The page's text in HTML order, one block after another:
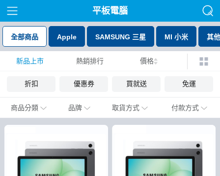
平板電腦
全部商品 Apple SAMSUNG 三星 MI 小米 其
新品上市 熱銷排行 價格
折扣 優惠券 買就送 免運
商品分類 品牌 取貨方式 付款方式